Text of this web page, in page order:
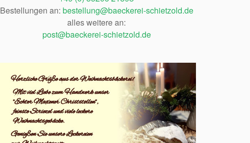
Bestellungen an: bestellung@baeckerei-schietzold.de
alles weitere an:
post@baeckerei-schietzold.de